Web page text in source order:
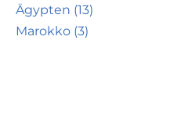
Ägypten (13)
Marokko (3)